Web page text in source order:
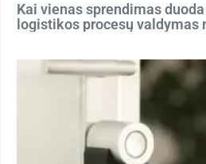
Kai vienas sprendimas
logistikos procesų valdymas